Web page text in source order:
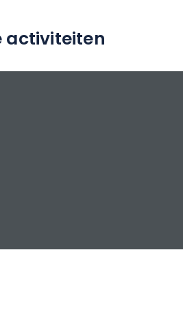
activiteiten